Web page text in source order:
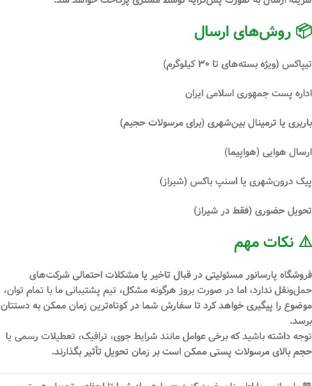
📦 روش‌های ارسال
تیپاکس (ویژه بسته‌های تا ۳۰ کیلوگرم)
اداره پست جمهوری اسلامی ایران
باربری یا ترمینال بین‌شهری (برای مرسولات حجیم)
ارسال هوایی (هواپیما)
پیک درون‌شهری یا اسنپ باکس (شیراز)
تحویل حضوری (فقط در شیراز)
⚠️ نکات مهم
فروشگاه پارسانورمسئولیتی در قبال تاخیر یا مشکلات احتمالی شرکت‌های
حمل‌ونقلندارد، اما در صورت بروز هرگونه مشکل، تیم پشتیبانی ما با تمام توان،
موضوع را پیگیری خواهد کرد تا سفارش شما در کوتاه‌ترین زمان ممکن به دستتان
برسد.
توجه داشته باشید که برخی عوامل مانند شرایط جوی، ترافیک، تعطیلات رسمی یا
حجم بالای مرسولات پستی ممکن است بر زمان تحویل تأثیر بگذارند.